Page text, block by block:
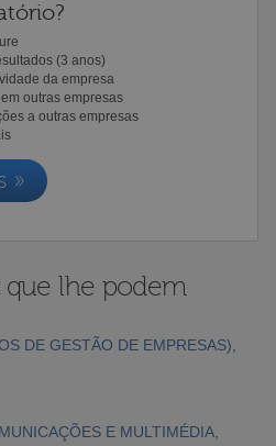
(3 anos)
da empresa
outras empresas
a outras empresas
»
que lhe podem
DE GESTÃO DE EMPRESAS),
E MULTIMÉDIA,